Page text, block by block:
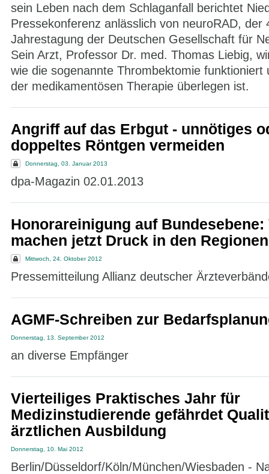
sein Leben nach dem Schlaganfall berichtet
Pressekonferenz anlässlich von neuroRAD, der
Jahrestagung der Deutschen Gesellschaft für
Sein Arzt, Professor Dr. med. Thomas Liebig,
wie die sogenannte Thrombektomie funktioniert
der medikamentösen Therapie überlegen ist.
Angriff auf das Erbgut - unnötiges
doppeltes Röntgen vermeiden
Donnerstag, 03. Januar 2013
dpa-Magazin 02.01.2013
Honorareinigung auf Bundesebene:
machen jetzt Druck in den Regionen
Mittwoch, 24. Oktober 2012
Pressemitteilung Allianz deutscher
AGMF-Schreiben zur
Donnerstag, 13. September 2012
an diverse Empfänger
Vierteiliges Praktisches Jahr für
Medizinstudierende gefährdet
ärztlichen Ausbildung
Donnerstag, 10. Mai 2012
Berlin/Düsseldorf/Köln/München/Wiesbaden -